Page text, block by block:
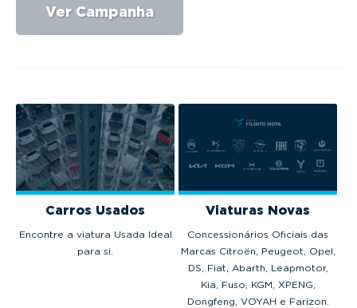
Ver Campanha
Carros Usados
Encontre a viatura Usada Ideal
para si.
Viaturas Novas
Concessionários Oficiais das
Marcas Citroën, Peugeot, Opel,
DS, Fiat, Abarth, Leapmotor,
Kia, Fuso, KGM, XPENG,
Dongfeng, VOYAH e Farizon.